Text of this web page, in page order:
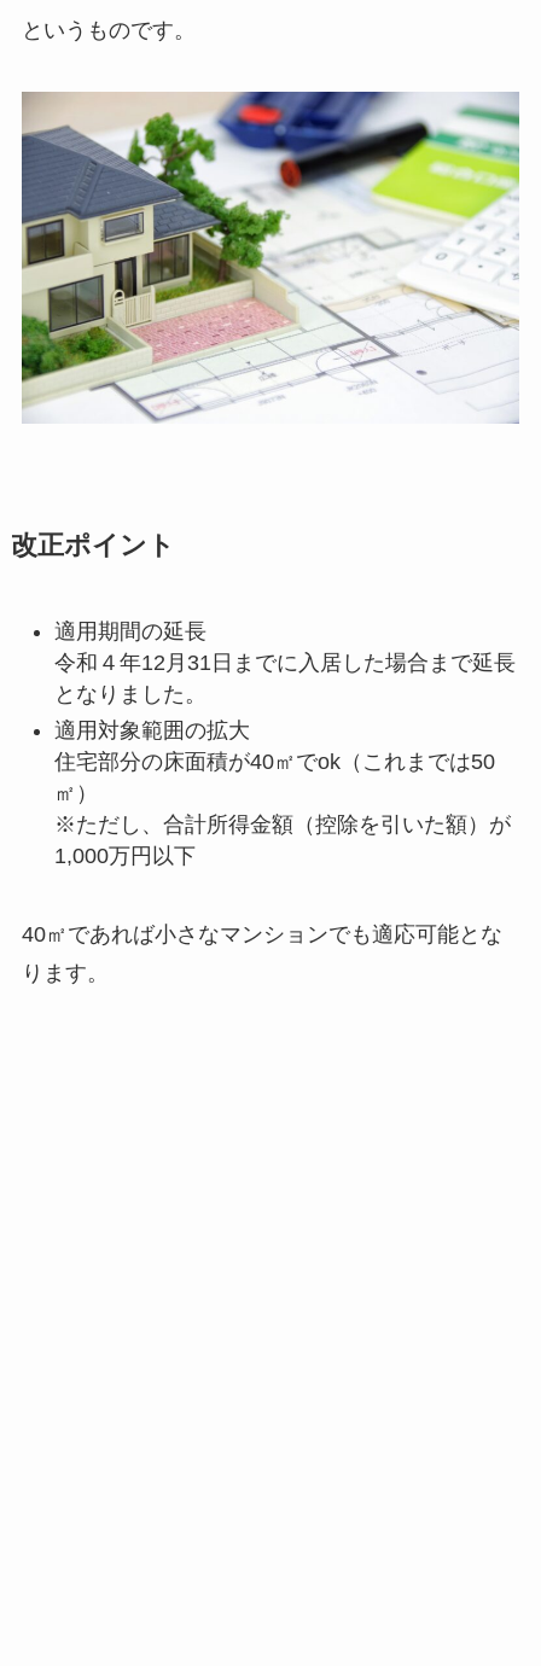
というものです。
改正ポイント
適用期間の延長
令和４年12月31日までに入居した場合まで延長
となりました。
適用対象範囲の拡大
住宅部分の床面積が40㎡でok（これまでは50
㎡）
※ただし、合計所得金額（控除を引いた額）が
1,000万円以下
40㎡であれば小さなマンションでも適応可能とな
ります。